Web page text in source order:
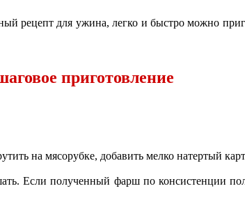
рецепт для ужина, легко и быстро можно
приготовление
на мясорубке, добавить мелко натертый
Если полученный фарш по консистенции